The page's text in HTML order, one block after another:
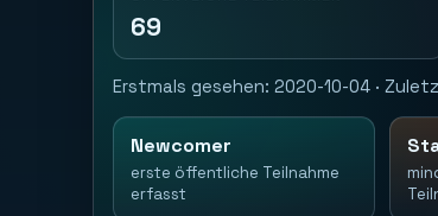
69
Erstmals gesehen: 2020-10-04 ·
Newcomer
erste öffentliche Teilnahme
erfasst